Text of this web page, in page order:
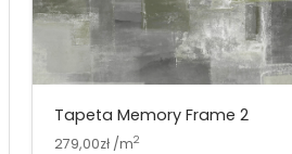
Tapeta Memory Frame 2
279,00zł /m2